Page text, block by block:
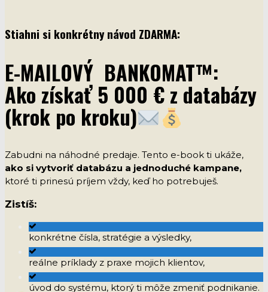
Stiahni si konkrétny návod ZDARMA:
E-MAILOVÝ BANKOMAT™:
Ako získať 5 000 € z databázy
(krok po kroku)
Zabudni na náhodné predaje. Tento e-book ti ukáže,
ako si vytvoriť databázu a jednoduché kampane,
ktoré ti prinesú príjem vždy, keď ho potrebuješ.
Zistíš:
konkrétne čísla, stratégie a výsledky,
reálne príklady z praxe mojich klientov,
úvod do systému, ktorý ti môže zmeniť podnikanie.